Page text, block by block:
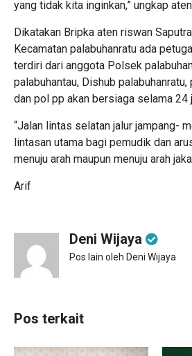
yang tidak kita inginkan,” ungkap
Dikatakan Bripka aten riswan
Kecamatan palabuhanratu ada
terdiri dari anggota Polsek
palabuhantau, Dishub
dan pol pp akan bersiaga selama 24
“Jalan lintas selatan jalur jampang-
lintasan utama bagi pemudik dan
menuju arah maupun menuju arah
Arif
Deni Wijaya
Pos lain oleh Deni Wijaya
Pos terkait